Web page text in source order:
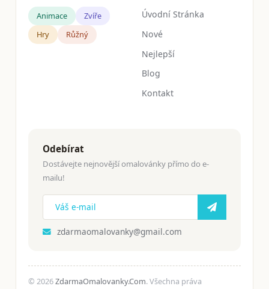
Animace
Zvíře
Hry
Růžný
Úvodní Stránka
Nové
Nejlepší
Blog
Kontakt
Odebírat
Dostávejte nejnovější omalovánky přímo do e-
mailu!
zdarmaomalovanky@gmail.com
© 2026ZdarmaOmalovanky.Com. Všechna práva